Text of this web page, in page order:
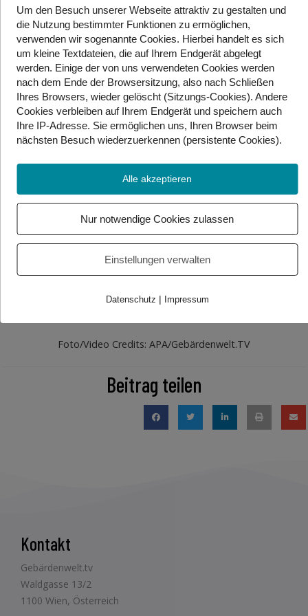
Das Finale des Eurovision Song Contest wird in 38
Ländern übertragen. Der Deutsche Fernsehsender
„ARD“ setzt dabei in seiner Übertragung
Gebärdensprachdolmetscher und
Gebärdensprachperformer ein.Zu sehenist die DGS-
Übersetzung auf der Eurovision Homepage. Somit
wird das Finale, wie schon die beiden Halbfinale, in
voller Länge auf DGS gedolmetscht.
Ein vergleichbares Angebot des ORF gibt es nicht.
Auch teilnehmende Nationen setzen immer wieder auf
Gebärdensprache in ihren Liedern. 2005 hatte Lettland
in ihrem Song eine Strophe komplett auf
Gebärdensprache performt. In den letzten Jahren
folgten einige Nationen diesem Beispiel.
Eurovision auf DGS
Foto/Video Credits: APA/Gebärdenwelt.TV
Beitrag teilen
Kontakt
Gebärdenwelt.tv
Waldgasse 13/2
1100 Wien, Österreich
Um den Besuch unserer Webseite attraktiv zu gestalten und
die Nutzung bestimmter Funktionen zu ermöglichen,
verwenden wir sogenannte Cookies. Hierbei handelt es sich
um kleine Textdateien, die auf Ihrem Endgerät abgelegt
werden. Einige der von uns verwendeten Cookies werden
nach dem Ende der Browsersitzung, also nach Schließen
Ihres Browsers, wieder gelöscht (Sitzungs-Cookies). Andere
Cookies verbleiben auf Ihrem Endgerät und speichern auch
Ihre IP-Adresse. Sie ermöglichen uns, Ihren Browser beim
nächsten Besuch wiederzuerkennen (persistente Cookies).
Alle akzeptieren
Nur notwendige Cookies zulassen
Einstellungen verwalten
Datenschutz | Impressum